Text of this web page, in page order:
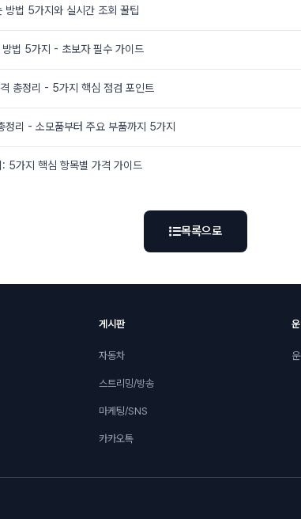
방법 5가지와 실시간 조회 꿀팁
법 5가지 - 초보자 필수 가이드
총정리 - 5가지 핵심 점검 포인트
정리 - 소모품부터 주요 부품까지 5가지
5가지 핵심 항목별 가격 가이드
목록으로
게시판
자동차
스트리밍/방송
마케팅/SNS
카카오톡